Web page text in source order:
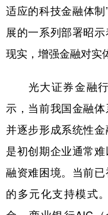
适应的科技金融体
展的一系列部署昭
现实，增强金融对实
光大证券金融行
示，当前我国金融
并逐步形成系统性
是初创期企业通常
融资难困境。当前
的多元化支持模式